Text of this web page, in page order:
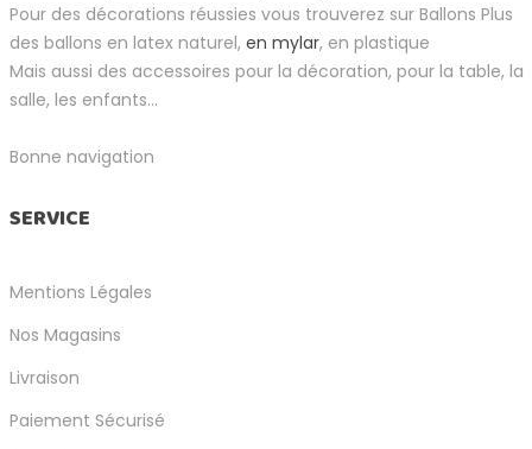
Pour des décorations réussies vous trouverez sur Ballons Plus
des ballons en latex naturel, en mylar, en plastique
Mais aussi des accessoires pour la décoration, pour la table, la
salle, les enfants...
Bonne navigation
SERVICE
Mentions Légales
Nos Magasins
Livraison
Paiement Sécurisé